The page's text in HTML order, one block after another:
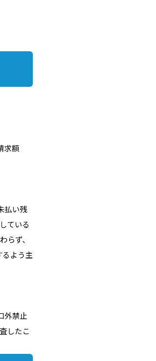
求額
払い残
ている
らず、
るよう主
外禁止
したこ